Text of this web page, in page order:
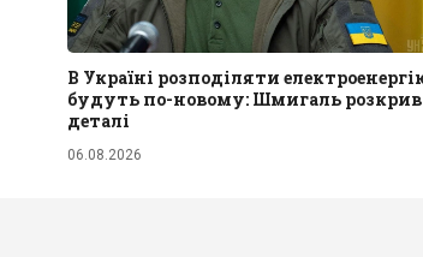
В Україні розподіляти
будуть по-новому: Шмигаль розкрив
деталі
06.08.2026